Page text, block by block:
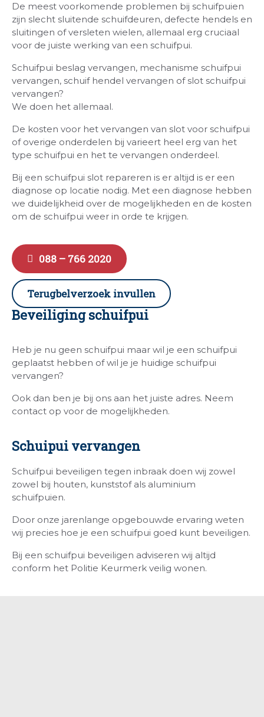
De meest voorkomende problemen bij schuifpuien
zijn slecht sluitende schuifdeuren, defecte hendels en
sluitingen of versleten wielen, allemaal erg cruciaal
voor de juiste werking van een schuifpui.
Schuifpui beslag vervangen, mechanisme schuifpui
vervangen, schuif hendel vervangen of slot schuifpui
vervangen?
We doen het allemaal.
De kosten voor het vervangen van slot voor schuifpui
of overige onderdelen bij varieert heel erg van het
type schuifpui en het te vervangen onderdeel.
Bij een schuifpui slot repareren is er altijd is er een
diagnose op locatie nodig. Met een diagnose hebben
we duidelijkheid over de mogelijkheden en de kosten
om de schuifpui weer in orde te krijgen.
088 – 766 2020
Terugbelverzoek invullen
Beveiliging schuifpui
Heb je nu geen schuifpui maar wil je een schuifpui
geplaatst hebben of wil je je huidige schuifpui
vervangen?
Ook dan ben je bij ons aan het juiste adres. Neem
contact op voor de mogelijkheden.
Schuipui vervangen
Schuifpui beveiligen tegen inbraak doen wij zowel
zowel bij houten, kunststof als aluminium
schuifpuien.
Door onze jarenlange opgebouwde ervaring weten
wij precies hoe je een schuifpui goed kunt beveiligen.
Bij een schuifpui beveiligen adviseren wij altijd
conform het Politie Keurmerk veilig wonen.